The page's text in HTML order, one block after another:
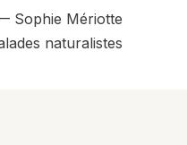
Sophie Mériotte
naturalistes